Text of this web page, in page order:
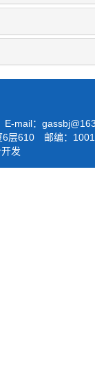
mail：
6层610 邮编：
发